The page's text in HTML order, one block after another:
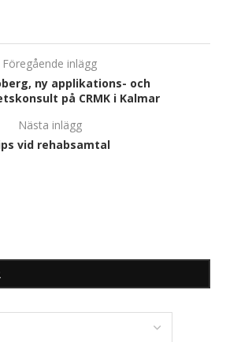
Föregående inlägg
ny applikations- och
på CRMK i Kalmar
Nästa inlägg
vid rehabsamtal